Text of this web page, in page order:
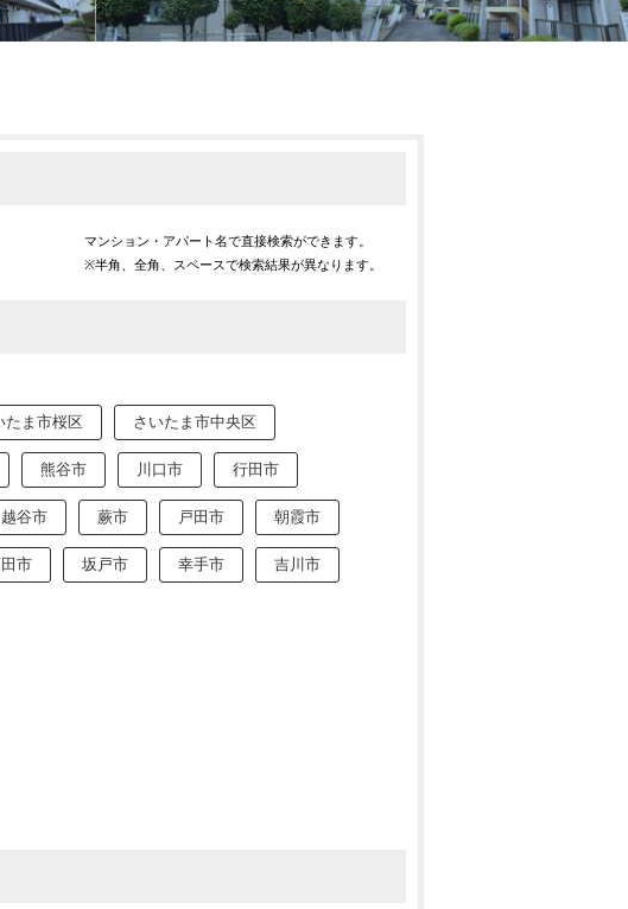
マンション・アパート名で直接検索ができます。
※半角、全角、スペースで検索結果が異なります。
たま市桜区 さいたま市中央区
熊谷市 川口市 行田市
越谷市 蕨市 戸田市 朝霞市
市 坂戸市 幸手市 吉川市